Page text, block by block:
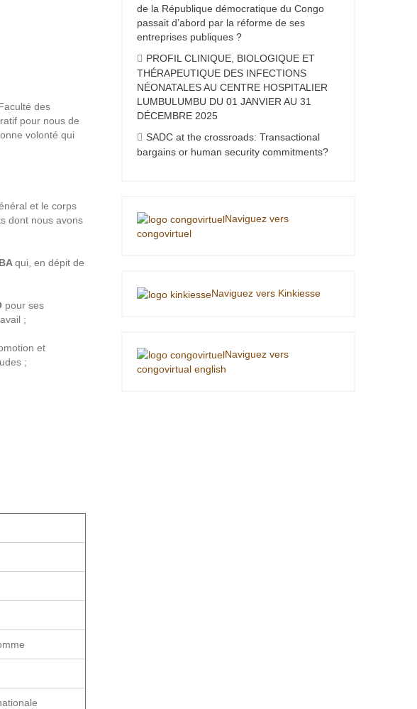
des
pour nous de
volonté qui
et le corps
dont nous avons
qui, en dépit de
pour ses
;
et
;
de la République démocratique du Congo
passait d’abord par la réforme de ses
entreprises publiques ?
PROFIL CLINIQUE, BIOLOGIQUE ET
THÉRAPEUTIQUE DES INFECTIONS
NÉONATALES AU CENTRE HOSPITALIER
LUMBULUMBU DU 01 JANVIER AU 31
DÉCEMBRE 2025
SADC at the crossroads: Transactional
bargains or human security commitments?
Naviguez vers
congovirtuel
Naviguez vers Kinkiesse
Naviguez vers
congovirtual english